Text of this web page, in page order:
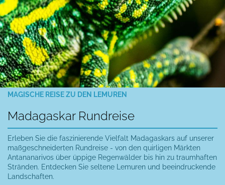
MAGISCHE REISE ZU DEN LEMUREN
Madagaskar Rundreise
Erleben Sie die faszinierende Vielfalt Madagaskars auf unserer
maßgeschneiderten Rundreise - von den quirligen Märkten
Antananarivos über üppige Regenwälder bis hin zu traumhaften
Stränden. Entdecken Sie seltene Lemuren und beeindruckende
Landschaften.